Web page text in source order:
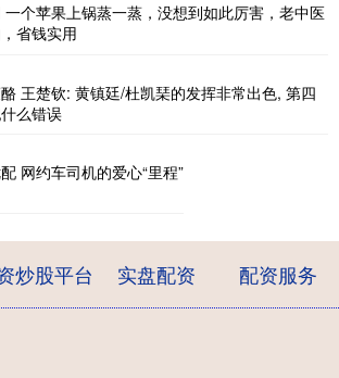
一个苹果上锅蒸一蒸，没想到如此厉害，老中医
省钱实用
王楚钦: 黄镇廷/杜凯琹的发挥非常出色, 第四
么错误
网约车司机的爱心“里程”
炒股平台 实盘配资 配资服务